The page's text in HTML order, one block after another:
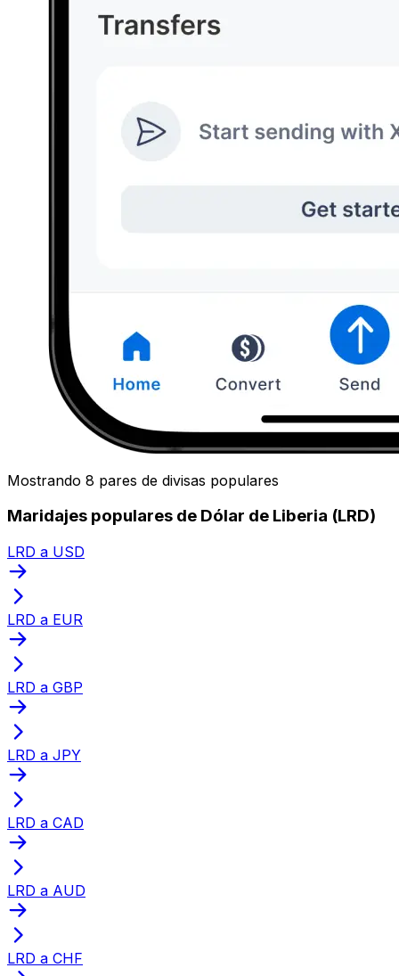
Mostrando 8 pares de divisas populares
Maridajes populares de Dólar de Liberia (LRD)
LRD a USD
LRD a EUR
LRD a GBP
LRD a JPY
LRD a CAD
LRD a AUD
LRD a CHF